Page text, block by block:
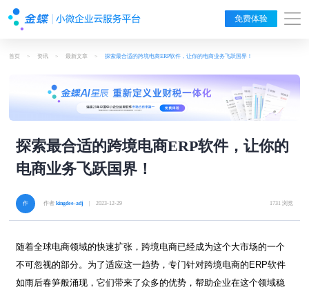
免费体验
首页 > 资讯 > 最新文章 > 探索最合适的跨境电商ERP软件，让你的电商业务飞跃国界！
探索最合适的跨境电商ERP软件，让你的
电商业务飞跃国界！
作者kingdee-adj | 2023-12-29 1731 浏览
随着全球电商领域的快速扩张，跨境电商已经成为这个大市场的一个
不可忽视的部分。为了适应这一趋势，专门针对跨境电商的 ERP软件
如雨后春笋般涌现，它们带来了众多的优势，帮助企业在这个领域稳